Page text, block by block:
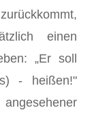
einen
„Er soll
- heißen!"